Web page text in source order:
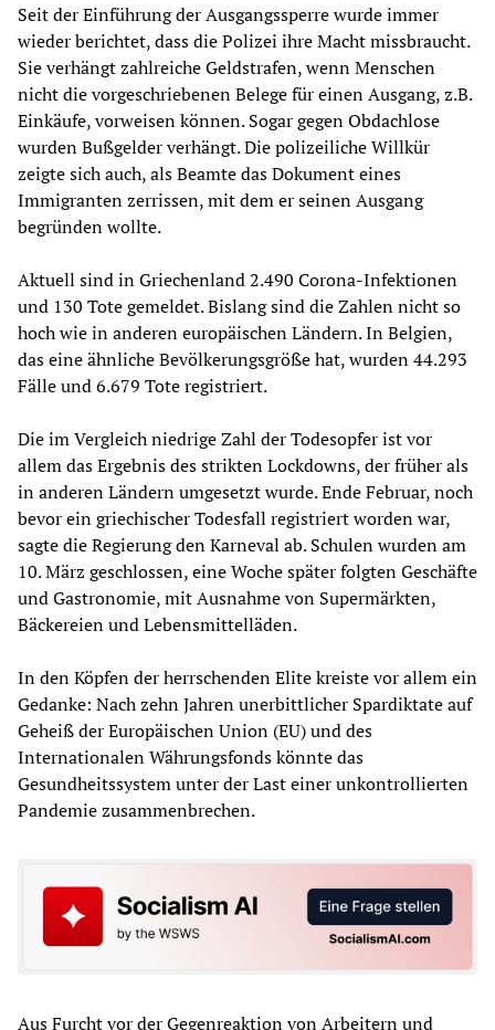
Seit der Einführung der Ausgangssperre wurde immer
wieder berichtet, dass die Polizei ihre Macht missbraucht.
Sie verhängt zahlreiche Geldstrafen, wenn Menschen
nicht die vorgeschriebenen Belege für einen Ausgang, z.B.
Einkäufe, vorweisen können. Sogar gegen Obdachlose
wurden Bußgelder verhängt. Die polizeiliche Willkür
zeigte sich auch, als Beamte das Dokument eines
Immigranten zerrissen, mit dem er seinen Ausgang
begründen wollte.
Aktuell sind in Griechenland 2.490 Corona-Infektionen
und 130 Tote gemeldet. Bislang sind die Zahlen nicht so
hoch wie in anderen europäischen Ländern. In Belgien,
das eine ähnliche Bevölkerungsgröße hat, wurden 44.293
Fälle und 6.679 Tote registriert.
Die im Vergleich niedrige Zahl der Todesopfer ist vor
allem das Ergebnis des strikten Lockdowns, der früher als
in anderen Ländern umgesetzt wurde. Ende Februar, noch
bevor ein griechischer Todesfall registriert worden war,
sagte die Regierung den Karneval ab. Schulen wurden am
10. März geschlossen, eine Woche später folgten Geschäfte
und Gastronomie, mit Ausnahme von Supermärkten,
Bäckereien und Lebensmittelläden.
In den Köpfen der herrschenden Elite kreiste vor allem ein
Gedanke: Nach zehn Jahren unerbittlicher Spardiktate auf
Geheiß der Europäischen Union (EU) und des
Internationalen Währungsfonds könnte das
Gesundheitssystem unter der Last einer unkontrollierten
Pandemie zusammenbrechen.
Aus Furcht vor der Gegenreaktion von Arbeitern und